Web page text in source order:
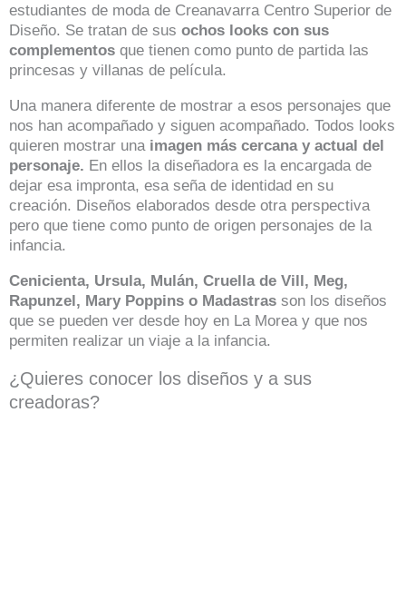
estudiantes de moda de Creanavarra Centro Superior de
Diseño. Se tratan de sus ochos looks con sus
complementos que tienen como punto de partida las
princesas y villanas de película.
Una manera diferente de mostrar a esos personajes que
nos han acompañado y siguen acompañado. Todos looks
quieren mostrar unaimagen más cercana y actual del
personaje. En ellos la diseñadora es la encargada de
dejar esa impronta, esa seña de identidad en su
creación. Diseños elaborados desde otra perspectiva
pero que tiene como punto de origen personajes de la
infancia.
Cenicienta, Ursula, Mulán, Cruella de Vill, Meg,
Rapunzel, Mary Poppins o Madastras son los diseños
que se pueden ver desde hoy en La Morea y que nos
permiten realizar un viaje a la infancia.
¿Quieres conocer los diseños y a sus
creadoras?